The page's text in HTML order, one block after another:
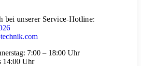
bei unserer Service-Hotline:
7:00 – 18:00 Uhr
14:00 Uhr